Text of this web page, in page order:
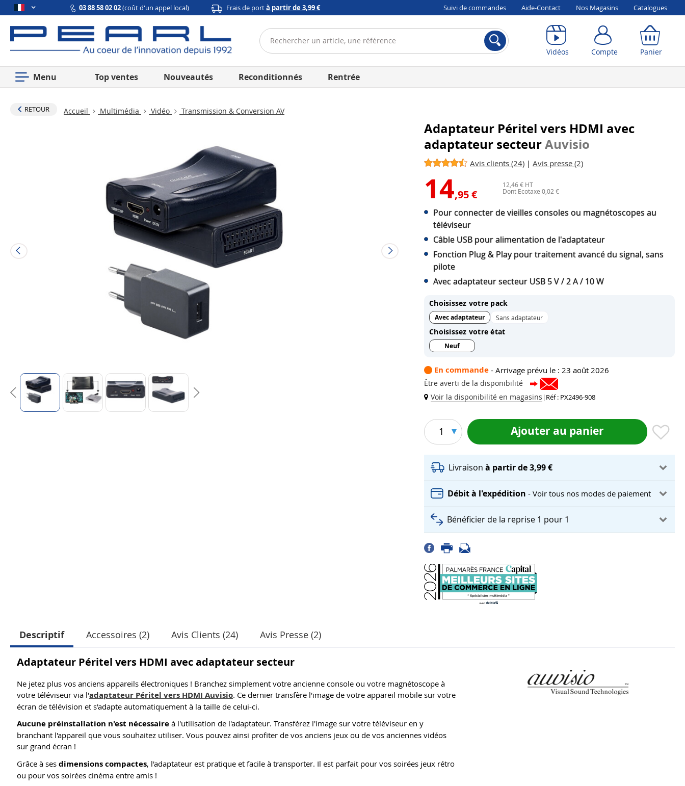
03 88 58 02 02(coût d'un appel local) Frais de portà partir de 3,99 € Suivi de commandes Aide-Contact Nos Magasins Catalogues
Vidéos Compte Panier
Menu Top ventes Nouveautés Reconditionnés Rentrée
RETOUR Accueil Multimédia Vidéo Transmission & Conversion AV
Adaptateur Péritel vers HDMI avec
adaptateur secteurAuvisio
Avis clients (24) |Avis presse (2)
14,95 €
12,46 € HT
Dont Ecotaxe 0,02 €
Pour connecter de vieilles consoles ou magnétoscopes au
téléviseur
Câble USB pour alimentation de l'adaptateur
Fonction Plug & Play pour traitement avancé du signal, sans
pilote
Avec adaptateur secteur USB 5 V / 2 A / 10 W
Choisissez votre pack
Avec adaptateur Sans adaptateur
Choisissez votre état
Neuf
En commande - Arrivage prévu le : 23 août 2026
Être averti de la disponibilité
Voir la disponibilité en magasins | Réf : PX2496-908
1 Ajouter au panier
Livraisonà partir de 3,99 €
Débit à l'expédition- Voir tous nos modes de paiement
Bénéficier de la reprise 1 pour 1
Descriptif Accessoires (2) Avis Clients (24) Avis Presse (2)
Adaptateur Péritel vers HDMI avec adaptateur secteur
Ne jetez plus vos anciens appareils électroniques ! Branchez simplement votre ancienne console ou votre magnétoscope à
votre téléviseur via l'adaptateur Péritel vers HDMI Auvisio. Ce dernier transfère l'image de votre appareil mobile sur votre
écran de télévision et s'adapte automatiquement à la taille de celui-ci.
Aucune préinstallation n'est nécessaire à l'utilisation de l'adaptateur. Transférez l'image sur votre téléviseur en y
branchant l'appareil que vous souhaitez utiliser. Vous pouvez ainsi profiter de vos anciens jeux ou de vos anciennes vidéos
sur grand écran !
Grâce à ses dimensions compactes, l'adaptateur est pratique et facile à transporter. Il est parfait pour vos soirées jeux rétro
ou pour vos soirées cinéma entre amis !
Compte Panier